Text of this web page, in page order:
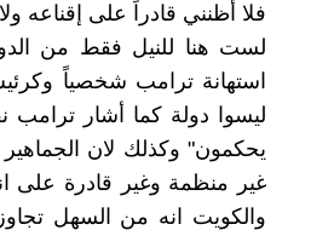
فلا أظنني قادراً على إقناعه
لست هنا للنيل فقط من
استهانة ترامب شخصياً
ليسوا دولة كما أشار
يحكمون" وكذلك لان الجماهير
غير منظمة وغير قادرة على
والكويت انه من السهل